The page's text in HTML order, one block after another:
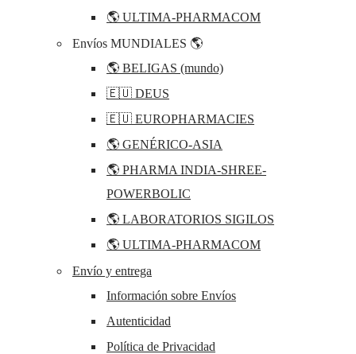
🌎 ULTIMA-PHARMACOM
Envíos MUNDIALES 🌎
🌎 BELIGAS (mundo)
🇪🇺 DEUS
🇪🇺 EUROPHARMACIES
🌎 GENÉRICO-ASIA
🌎 PHARMA INDIA-SHREE-
POWERBOLIC
🌎 LABORATORIOS SIGILOS
🌎 ULTIMA-PHARMACOM
Envío y entrega
Información sobre Envíos
Autenticidad
Política de Privacidad